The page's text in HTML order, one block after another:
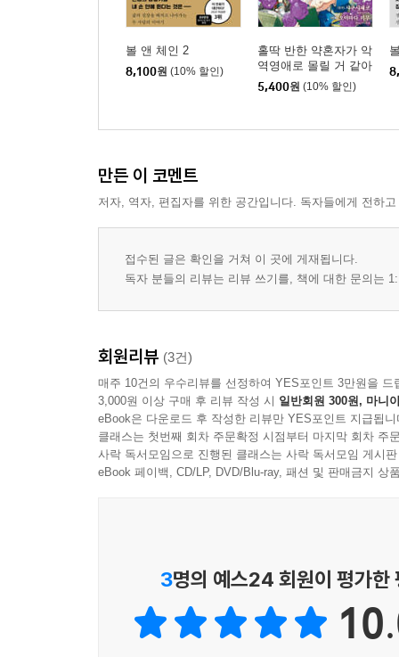
볼 앤 체인 2
8,100원 (10% 할인)
홀딱 반한 약혼자가 악
역영애로 몰릴 거 같아
서 4
5,400원 (10% 할인)
만든 이 코멘트
저자, 역자, 편집자를 위한 공간입니다. 독자들에게 전하
접수된 글은 확인을 거쳐 이 곳에 게재됩니다.
독자 분들의 리뷰는 리뷰 쓰기를, 책에 대한 문의는
회원리뷰 (3건)
매주 10건의 우수리뷰를 선정하여 YES포인트 3만원을 드
3,000원 이상 구매 후 리뷰 작성 시 일반회원 300원, 마니
eBook은 다운로드 후 작성한 리뷰만 YES포인트 지급됩니
클래스는 첫번째 회차 주문확정 시점부터 마지막 회차 주
사락 독서모임으로 진행된 클래스는 사락 독서모임 게시
eBook 페이백, CD/LP, DVD/Blu-ray, 패션 및 판매금지 상
3명의 예스24 회원이 평가한